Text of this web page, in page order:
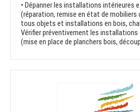
• Dépanner les installations intérieures
(réparation, remise en état de mobiliers
tous objets et installations en bois,
Vérifier préventivement les
(mise en place de planchers bois,